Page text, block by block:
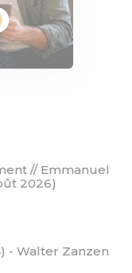
// Emmanuel
2026)
- Walter Zanzen